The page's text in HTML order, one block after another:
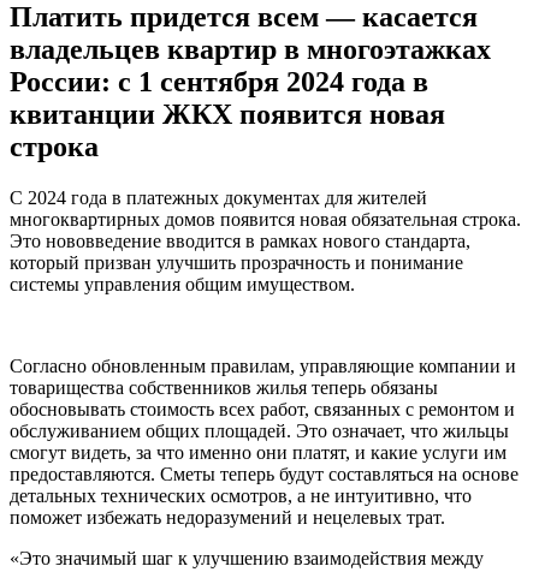
Платить придется всем — касается
владельцев квартир в многоэтажках
России: с 1 сентября 2024 года в
квитанции ЖКХ появится новая
строка
С 2024 года в платежных документах для жителей
многоквартирных домов появится новая обязательная строка.
Это нововведение вводится в рамках нового стандарта,
который призван улучшить прозрачность и понимание
системы управления общим имуществом.
Согласно обновленным правилам, управляющие компании и
товарищества собственников жилья теперь обязаны
обосновывать стоимость всех работ, связанных с ремонтом и
обслуживанием общих площадей. Это означает, что жильцы
смогут видеть, за что именно они платят, и какие услуги им
предоставляются. Сметы теперь будут составляться на основе
детальных технических осмотров, а не интуитивно, что
поможет избежать недоразумений и нецелевых трат.
«Это значимый шаг к улучшению взаимодействия между